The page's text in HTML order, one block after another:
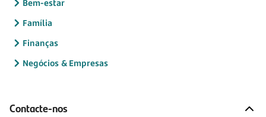
Bem-estar
Família
Finanças
Negócios & Empresas
Contacte-nos